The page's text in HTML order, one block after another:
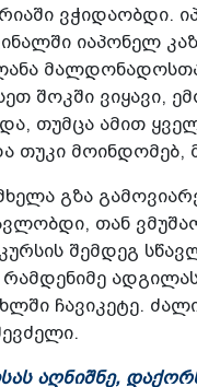
ვჭიდაობდი.
იაპონელ
შოკში ვიყავი,
თუმცა ამით
თუკი მოინდომებ,
გზა
თან
შემდეგ
ჩავიკეტე.
აღნიშნე,